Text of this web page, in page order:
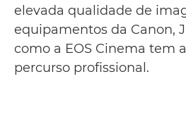
elevada qualidade de
equipamentos da Canon,
como a EOS Cinema tem
percurso profissional.